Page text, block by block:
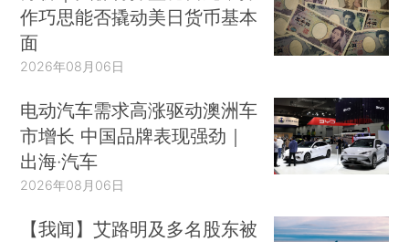
作巧思能否撬动美日货币基本
面
2026年08月06日
电动汽车需求高涨驱动澳洲车
市增长 中国品牌表现强劲｜
出海·汽车
2026年08月06日
【我闻】艾路明及多名股东被